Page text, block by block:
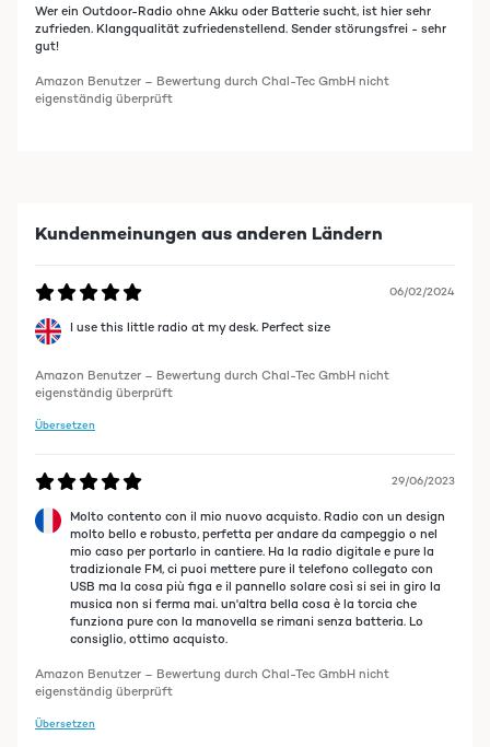
Wer ein Outdoor-Radio ohne Akku oder Batterie sucht, ist hier sehr
zufrieden. Klangqualität zufriedenstellend. Sender störungsfrei - sehr
gut!
Amazon Benutzer – Bewertung durch Chal-Tec GmbH nicht
eigenständig überprüft
Kundenmeinungen aus anderen Ländern
06/02/2024
I use this little radio at my desk. Perfect size
Amazon Benutzer – Bewertung durch Chal-Tec GmbH nicht
eigenständig überprüft
Übersetzen
29/06/2023
Molto contento con il mio nuovo acquisto. Radio con un design
molto bello e robusto, perfetta per andare da campeggio o nel
mio caso per portarlo in cantiere. Ha la radio digitale e pure la
tradizionale FM, ci puoi mettere pure il telefono collegato con
USB ma la cosa più figa e il pannello solare così si sei in giro la
musica non si ferma mai. un'altra bella cosa è la torcia che
funziona pure con la manovella se rimani senza batteria. Lo
consiglio, ottimo acquisto.
Amazon Benutzer – Bewertung durch Chal-Tec GmbH nicht
eigenständig überprüft
Übersetzen